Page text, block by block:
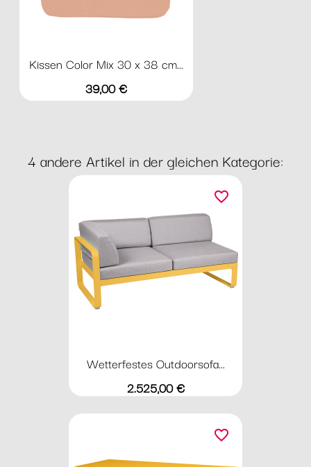
Kissen Color Mix 30 x 38 cm...
Preis
39,00 €
4 andere Artikel in der gleichen Kategorie:
Wetterfestes Outdoorsofa...
Preis
2.525,00 €
favorite_border
favorite_border